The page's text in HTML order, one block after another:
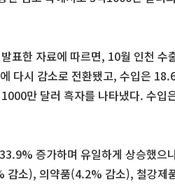
표한 자료에 따르면, 10월 인천
다시 감소로 전환됐고, 수입은
만 달러 흑자를 나타냈다. 수입
증가하며 유일하게 상승했
감소), 의약품(4.2% 감소), 철강